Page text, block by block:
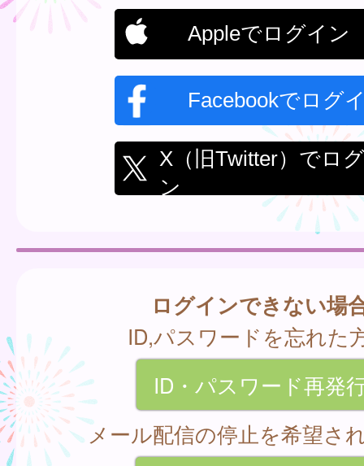
Appleでログイン
Facebookでログ
X（旧Twitter）でロ
ン
ログインできない場
ID,パスワードを忘れた
ID・パスワード再発
メール配信の停止を希望さ